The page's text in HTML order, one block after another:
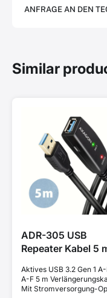
ANFRAGE AN DEN
Similar
ADR-305 USB
Repeater Kabel 5
Aktives USB 3.2 Gen 1
A-F 5 m
Mit Stromversorgung-